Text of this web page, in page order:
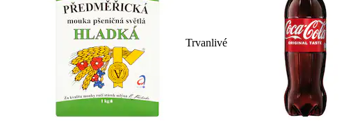
Trvanlivé